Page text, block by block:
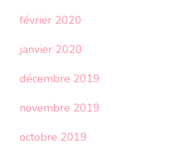
février 2020
janvier 2020
décembre 2019
novembre 2019
octobre 2019